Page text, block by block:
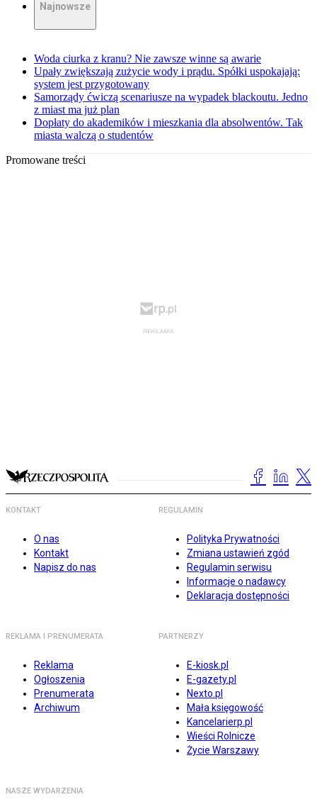
Najnowsze
Woda ciurka z kranu? Nie zawsze winne są awarie
Upały zwiększają zużycie wody i prądu. Spółki uspokajają:
system jest przygotowany
Samorządy ćwiczą scenariusze na wypadek blackoutu. Jedno
z miast ma już plan
Dopłaty do akademików i mieszkania dla absolwentów. Tak
miasta walczą o studentów
Promowane treści
KONTAKT
O nas
Kontakt
Napisz do nas
REGULAMIN
Polityka Prywatności
Zmiana ustawień zgód
Regulamin serwisu
Informacje o nadawcy
Deklaracja dostępności
REKLAMA I PRENUMERATA
Reklama
Ogłoszenia
Prenumerata
Archiwum
PARTNERZY
E-kiosk.pl
E-gazety.pl
Nexto.pl
Mała księgowość
Kancelarierp.pl
Wieści Rolnicze
Życie Warszawy
NASZE WYDARZENIA